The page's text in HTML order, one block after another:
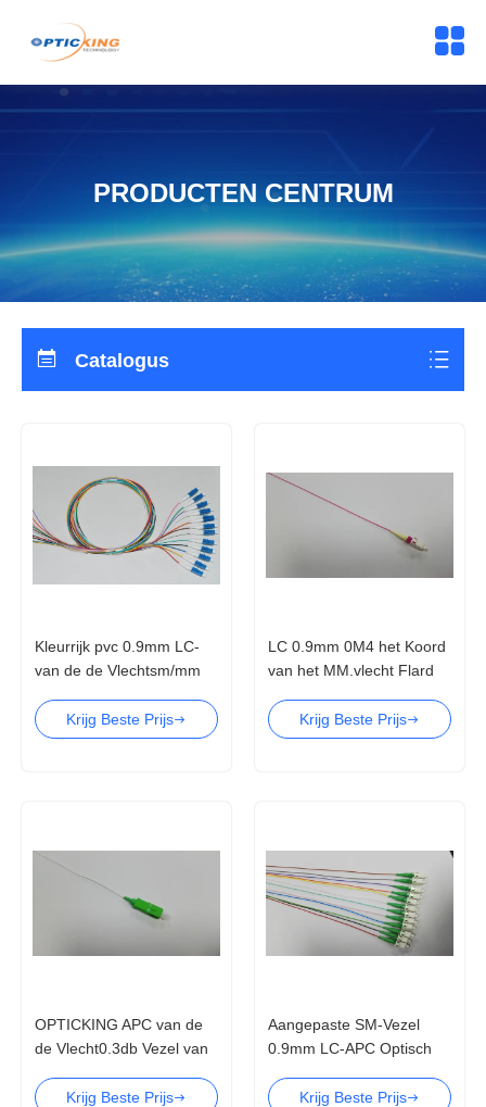
PRODUCTEN CENTRUM
Catalogus
Kleurrijk pvc 0.9mm LC-
van de de Vlechtsm/mm
Flardkoord
Krijg Beste Prijs
LC 0.9mm 0M4 het Koord
van het MM.vlecht Flard
Krijg Beste Prijs
OPTICKING APC van de
de Vlecht0.3db Vezel van
Flardkoord
Krijg Beste Prijs
Aangepaste SM-Vezel
0.9mm LC-APC Optisch
Vlechtg657a Vezel
Krijg Beste Prijs